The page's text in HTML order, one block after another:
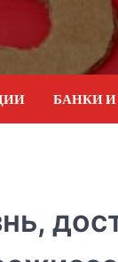
БАНКИ